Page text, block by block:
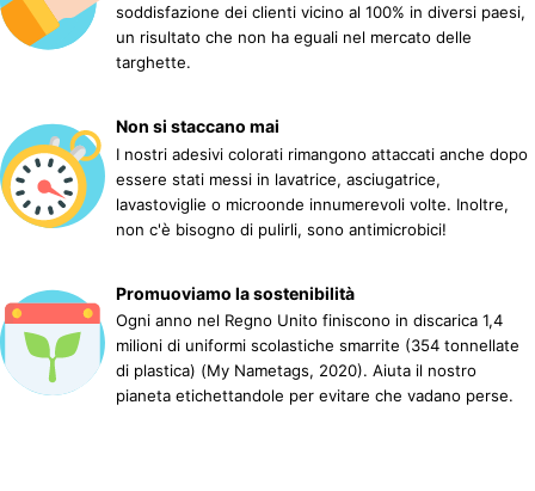
soddisfazione dei clienti vicino al 100% in diversi paesi,
un risultato che non ha eguali nel mercato delle
targhette.
Non si staccano mai
I nostri adesivi colorati rimangono attaccati anche dopo
essere stati messi in lavatrice, asciugatrice,
lavastoviglie o microonde innumerevoli volte. Inoltre,
non c'è bisogno di pulirli, sono antimicrobici!
Promuoviamo la sostenibilità
Ogni anno nel Regno Unito finiscono in discarica 1,4
milioni di uniformi scolastiche smarrite (354 tonnellate
di plastica) (My Nametags, 2020). Aiuta il nostro
pianeta etichettandole per evitare che vadano perse.